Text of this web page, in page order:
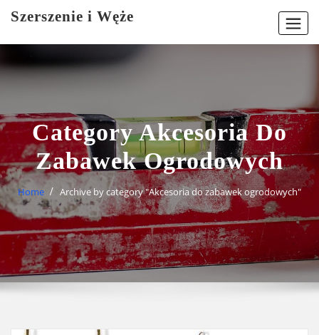
Szerszenie i Węże
Category Akcesoria Do
Zabawek Ogrodowych
Home Archive by category "Akcesoria do zabawek ogrodowych"